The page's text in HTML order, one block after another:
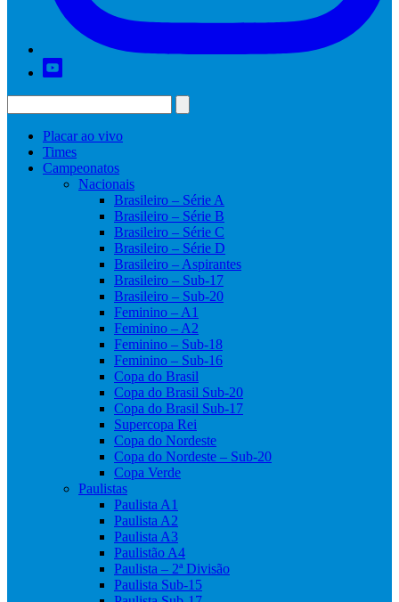
Placar ao vivo
Times
Campeonatos
Nacionais
Brasileiro – Série A
Brasileiro – Série B
Brasileiro – Série C
Brasileiro – Série D
Brasileiro – Aspirantes
Brasileiro – Sub-17
Brasileiro – Sub-20
Feminino – A1
Feminino – A2
Feminino – Sub-18
Feminino – Sub-16
Copa do Brasil
Copa do Brasil Sub-20
Copa do Brasil Sub-17
Supercopa Rei
Copa do Nordeste
Copa do Nordeste – Sub-20
Copa Verde
Paulistas
Paulista A1
Paulista A2
Paulista A3
Paulistão A4
Paulista – 2ª Divisão
Paulista Sub-15